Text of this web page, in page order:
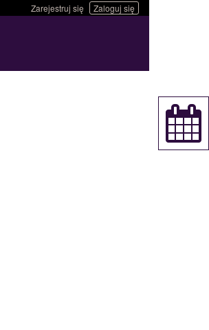
Zarejestruj się Zaloguj się